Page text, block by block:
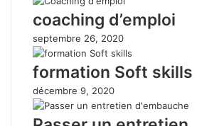
coaching d’emploi
septembre 26, 2020
formation Soft skills
décembre 9, 2020